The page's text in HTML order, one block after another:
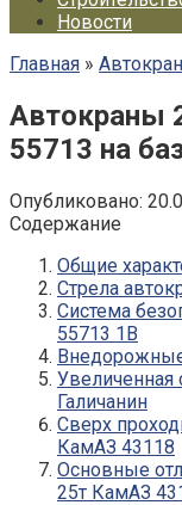
Новости
Главная »
Автокраны
55713 на
Опубликовано:
Содержание
Общие
Стрела
Система
55713 1В
Увеличенная
Галичанин
Сверх
КамАЗ 43118
Основные
25т КамАЗ